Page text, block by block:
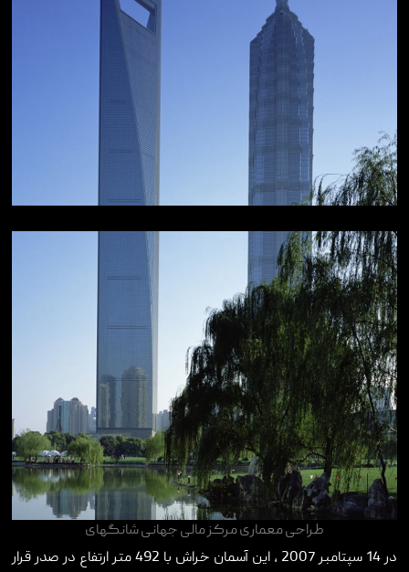
طراحی معماری مرکز مالی جهانی شانگهای
در 14 سپتامبر 2007 ، این آسمان خراش با 492 متر ارتفاع در صدر قرار